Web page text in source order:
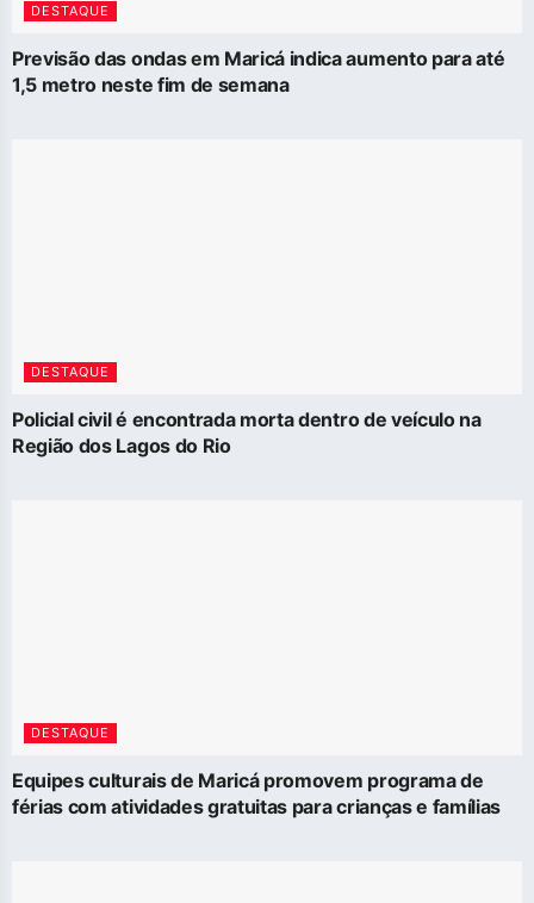
DESTAQUE
Previsão das ondas em Maricá indica aumento para até
1,5 metro neste fim de semana
DESTAQUE
Policial civil é encontrada morta dentro de veículo na
Região dos Lagos do Rio
DESTAQUE
Equipes culturais de Maricá promovem programa de
férias com atividades gratuitas para crianças e famílias